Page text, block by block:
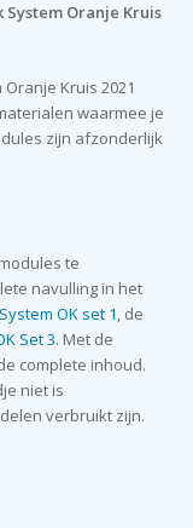
Oranje Kruis
Kruis 2021
waarmee je
zijn afzonderlijk
te
navulling in het
OK set 1, de
Set 3. Met de
complete inhoud.
niet is
verbruikt zijn.